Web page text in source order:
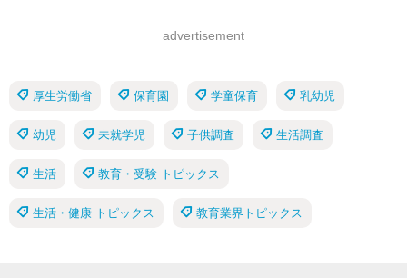
advertisement
厚生労働省 保育園 学童保育 乳幼児
幼児 未就学児 子供調査 生活調査
生活 教育・受験 トピックス
生活・健康 トピックス 教育業界トピックス